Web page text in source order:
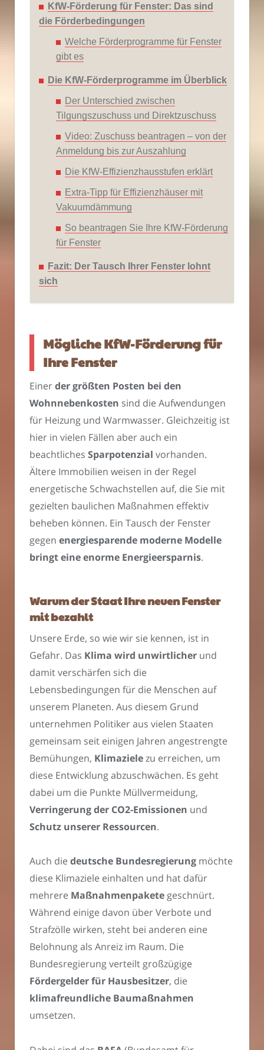
KfW-Förderung für Fenster: Das sind
die Förderbedingungen
Welche Förderprogramme für Fenster
gibt es
Die KfW-Förderprogramme im Überblick
Der Unterschied zwischen
Tilgungszuschuss und Direktzuschuss
Video: Zuschuss beantragen – von der
Anmeldung bis zur Auszahlung
Die KfW-Effizienzhausstufen erklärt
Extra-Tipp für Effizienzhäuser mit
Vakuumdämmung
So beantragen Sie Ihre KfW-Förderung
für Fenster
Fazit: Der Tausch Ihrer Fenster lohnt
sich
Mögliche KfW-Förderung für
Ihre Fenster
Einerder größten Posten bei den
Wohnnebenkosten sind die Aufwendungen
für Heizung und Warmwasser. Gleichzeitig ist
hier in vielen Fällen aber auch ein
beachtliches Sparpotenzial vorhanden.
Ältere Immobilien weisen in der Regel
energetische Schwachstellen auf, die Sie mit
gezielten baulichen Maßnahmen effektiv
beheben können. Ein Tausch der Fenster
gegen energiesparende moderne Modelle
bringt eine enorme Energieersparnis.
Warum der Staat Ihre neuen Fenster
mit bezahlt
Unsere Erde, so wie wir sie kennen, ist in
Gefahr. Das Klima wird unwirtlicher und
damit verschärfen sich die
Lebensbedingungen für die Menschen auf
unserem Planeten. Aus diesem Grund
unternehmen Politiker aus vielen Staaten
gemeinsam seit einigen Jahren angestrengte
Bemühungen, Klimazielezu erreichen, um
diese Entwicklung abzuschwächen. Es geht
dabei um die Punkte Müllvermeidung,
Verringerung der CO2-Emissionen und
Schutz unserer Ressourcen.
Auch die deutsche Bundesregierung möchte
diese Klimaziele einhalten und hat dafür
mehrere Maßnahmenpakete geschnürt.
Während einige davon über Verbote und
Strafzölle wirken, steht bei anderen eine
Belohnung als Anreiz im Raum. Die
Bundesregierung verteilt großzügige
Fördergelder für Hausbesitzer, die
klimafreundliche Baumaßnahmen
umsetzen.